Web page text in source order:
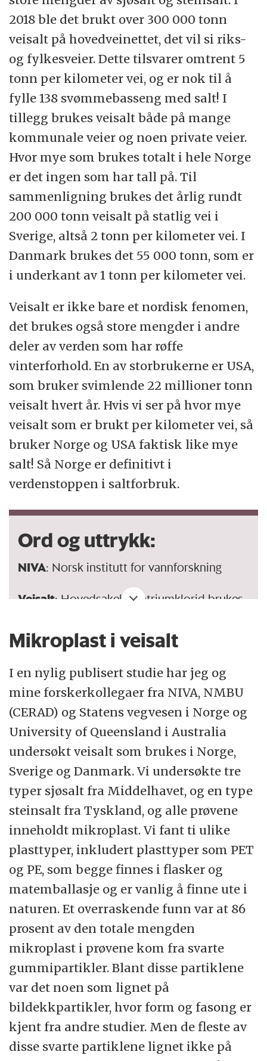
2018 ble det brukt over 300 000 tonn
veisalt på hovedveinettet, det vil si riks-
og fylkesveier. Dette tilsvarer omtrent 5
tonn per kilometer vei, og er nok til å
fylle 138 svømmebasseng med salt! I
tillegg brukes veisalt både på mange
kommunale veier og noen private veier.
Hvor mye som brukes totalt i hele Norge
er det ingen som har tall på. Til
sammenligning brukes det årlig rundt
200 000 tonn veisalt på statlig vei i
Sverige, altså 2 tonn per kilometer vei. I
Danmark brukes det 55 000 tonn, som er
i underkant av 1 tonn per kilometer vei.
Veisalt er ikke bare et nordisk fenomen,
det brukes også store mengder i andre
deler av verden som har røffe
vinterforhold. En av storbrukerne er USA,
som bruker svimlende 22 millioner tonn
veisalt hvert år. Hvis vi ser på hvor mye
veisalt som er brukt per kilometer vei, så
bruker Norge og USA faktisk like mye
salt! Så Norge er definitivt i
verdenstoppen i saltforbruk.
Ord og uttrykk:
NIVA: Norsk institutt for vannforskning
Veisalt: Hovedsakelig natriumklorid brukes
vinteren av trafikksikkerhetshensyn. Dette
med vann) eller saltslurry (blandet med bare
litt vann). Veisalt brukes gjerne rett før det
skal fryse til på veien, nettopp for å unngå at
det dannes is.
Natriumklorid: Kalles ofte for bordsalt eller
koksalt, og er det samme saltet som vi
finner igjen i sjøvann og i underjordiske
saltgruver. Sjøsalt lages ved å fordampe bort
vannet slik at man sitter igjen med saltet,
mens steinsalt utvinnes ved å knuse salt fra
saltgruver.
Carbon black : Er et stoff som brukes både
som pigmenttilsetning for å gjøre noe veldig
svart
Pyrolyse GC-MS: Dette er en
analysemetode hvor prøven i løpet av få
sekunder kan varmes opp til over 600
grader. Alt i prøven brytes da ned til små
Mikroplast i veisalt
I en nylig publisert studie har jeg og
mine forskerkollegaer fra NIVA, NMBU
(CERAD) og Statens vegvesen i Norge og
University of Queensland i Australia
undersøkt veisalt som brukes i Norge,
Sverige og Danmark. Vi undersøkte tre
typer sjøsalt fra Middelhavet, og en type
steinsalt fra Tyskland, og alle prøvene
inneholdt mikroplast. Vi fant ti ulike
plasttyper, inkludert plasttyper som PET
og PE, som begge finnes i flasker og
matemballasje og er vanlig å finne ute i
naturen. Et overraskende funn var at 86
prosent av den totale mengden
mikroplast i prøvene kom fra svarte
gummipartikler. Blant disse partiklene
var det noen som lignet på
bildekkpartikler, hvor form og fasong er
kjent fra andre studier. Men de fleste av
disse svarte partiklene lignet ikke på